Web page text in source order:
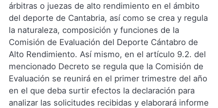
árbitras o juezas de alto rendimiento en el ámbito
del deporte de Cantabria, así como se crea y regula
la naturaleza, composición y funciones de la
Comisión de Evaluación del Deporte Cántabro de
Alto Rendimiento. Así mismo, en el artículo 9.2. del
mencionado Decreto se regula que la Comisión de
Evaluación se reunirá en el primer trimestre del año
en el que deba surtir efectos la declaración para
analizar las solicitudes recibidas y elaborará informe